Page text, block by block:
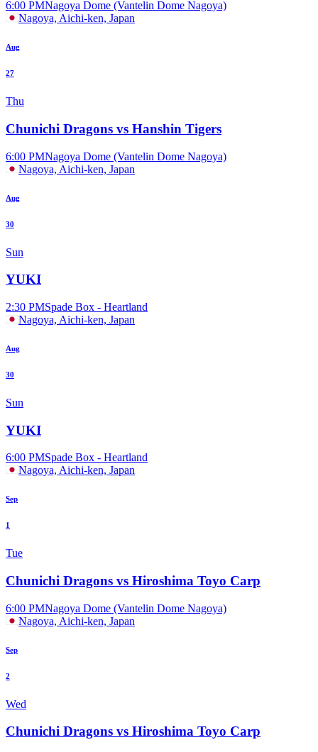
6:00 PMNagoya Dome (Vantelin Dome Nagoya)
Nagoya, Aichi-ken, Japan
Aug
27
Thu
Chunichi Dragons vs Hanshin Tigers
6:00 PMNagoya Dome (Vantelin Dome Nagoya)
Nagoya, Aichi-ken, Japan
Aug
30
Sun
YUKI
2:30 PMSpade Box - Heartland
Nagoya, Aichi-ken, Japan
Aug
30
Sun
YUKI
6:00 PMSpade Box - Heartland
Nagoya, Aichi-ken, Japan
Sep
1
Tue
Chunichi Dragons vs Hiroshima Toyo Carp
6:00 PMNagoya Dome (Vantelin Dome Nagoya)
Nagoya, Aichi-ken, Japan
Sep
2
Wed
Chunichi Dragons vs Hiroshima Toyo Carp